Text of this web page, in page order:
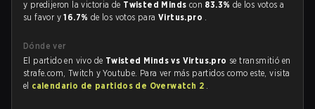
y predijeron la victoria de Twisted Minds con 83.3% de los votos a
su favor y16.7% de los votos paraVirtus.pro .
Dónde ver
El partido en vivo de Twisted Minds vs Virtus.pro se transmitió en
strafe.com, Twitch y Youtube. Para ver más partidos como este, visita
el calendario de partidos de Overwatch 2 .